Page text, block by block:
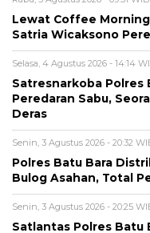
Lewat Coffee
Satria Wicaksono
Selasa, 4 Agustus 2026 - 14:14
Satresnarkoba Polres
Peredaran Sabu,
Deras
Senin, 3 Agustus 2026 - 20:32
Polres Batu Bara
Bulog Asahan, Total
Senin, 3 Agustus 2026 - 20:25
Satlantas Polres Batu